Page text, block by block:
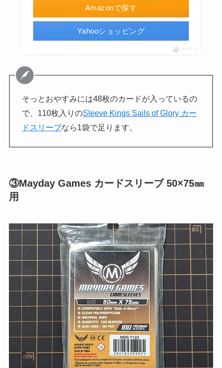
Amazonで探す
Yahooショッピング
ポチップ
そっとおやすみには48枚のカードが入っているの
で、110枚入りのSleeve Kings Sails of Glory カー
ドスリーブなら1袋で足ります。
③Mayday Games カードスリーブ 50×75㎜
用